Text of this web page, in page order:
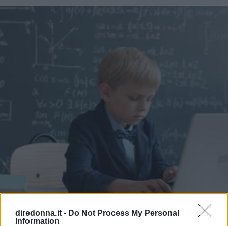
diredonna.it - Do Not Process My Personal
Information